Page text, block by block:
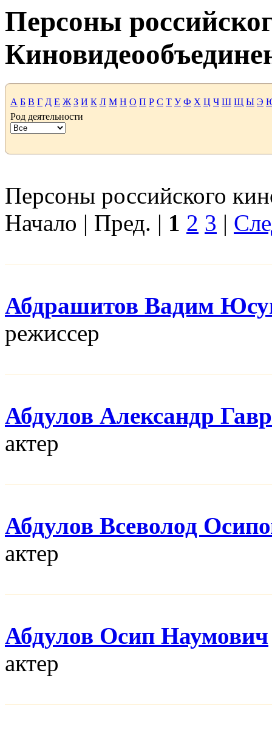
Персоны
А Б В Г Д Е Ж З И К Л М Н О П Р С Т У Ф Х Ц Ч Ш Щ Ы Э
Род деятельности
Персоны российского
Начало | Пред. | 1 2 3 |
Абдрашитов Вадим
режисcер
Абдулов Александр
актер
Абдулов Всеволод
актер
Абдулов Осип Наумович
актер